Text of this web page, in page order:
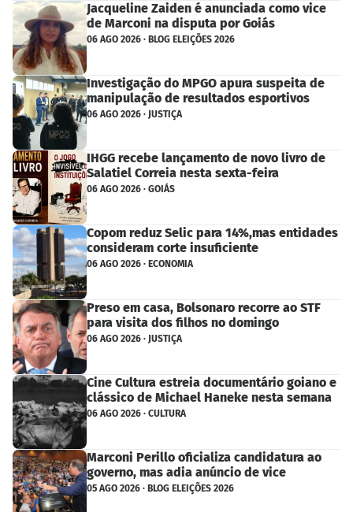
Jacqueline Zaiden é anunciada como vice
de Marconi na disputa por Goiás
06 AGO 2026 · BLOG ELEIÇÕES 2026
Investigação do MPGO apura suspeita de
manipulação de resultados esportivos
06 AGO 2026 · JUSTIÇA
IHGG recebe lançamento de novo livro de
Salatiel Correia nesta sexta-feira
06 AGO 2026 · GOIÁS
Copom reduz Selic para 14%,mas entidades
consideram corte insuficiente
06 AGO 2026 · ECONOMIA
Preso em casa, Bolsonaro recorre ao STF
para visita dos filhos no domingo
06 AGO 2026 · JUSTIÇA
Cine Cultura estreia documentário goiano e
clássico de Michael Haneke nesta semana
06 AGO 2026 · CULTURA
Marconi Perillo oficializa candidatura ao
governo, mas adia anúncio de vice
05 AGO 2026 · BLOG ELEIÇÕES 2026